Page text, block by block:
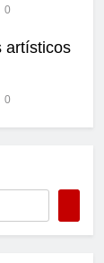
0
artísticos
0